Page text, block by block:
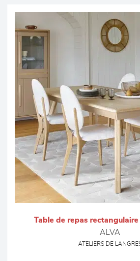
Table de repas
ALVA
ATELIERS DE